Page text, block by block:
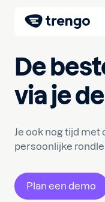
De
via je
Je ook nog tijd met
persoonlijke
Plan een demo